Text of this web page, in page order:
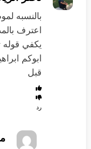
بالنسبه
اعترف
يكفي قوله
ابوكم
قبل
رد